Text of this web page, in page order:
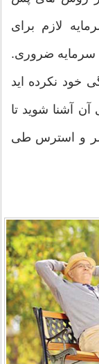
لازم برای
سرمایه ضروری.
خود نکرده اید
آشنا شوید تا
و استرس طی